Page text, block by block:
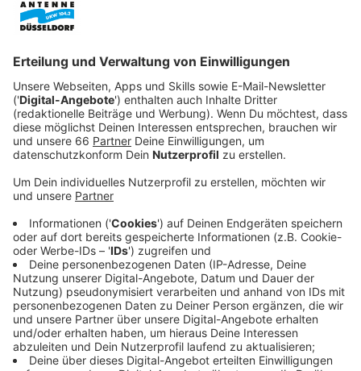
Betroffen sind auch die Pendler bei uns in Düsseldorf.
besonders häufig.
Anzeige
ADAC bemängelt Verkehrsinfrastruktur
Bröckelnde Brücken und kaputte Fahrbahnen. Der
ADAC beklagt die Vernachlässigung der
Verkehrsinfrastruktur in NRW. Die vielen dadurch
enstandenen Baustellen sorgen für die große Menge
an Staus und damit auch für Frust bei den Pendlern.